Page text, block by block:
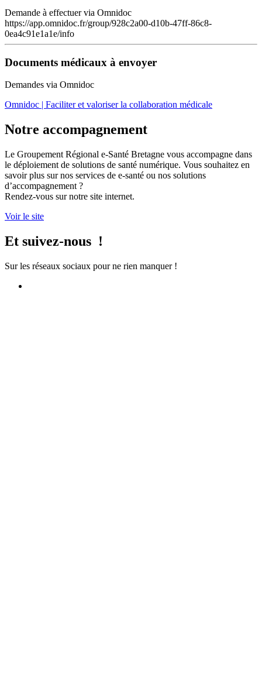
Demande à effectuer via Omnidoc
https://app.omnidoc.fr/group/928c2a00-d10b-47ff-86c8-
0ea4c91e1a1e/info
Documents médicaux à envoyer
Demandes via Omnidoc
Omnidoc | Faciliter et valoriser la collaboration médicale
Notre accompagnement
Le Groupement Régional e-Santé Bretagne vous accompagne dans
le déploiement de solutions de santé numérique. Vous souhaitez en
savoir plus sur nos services de e-santé ou nos solutions
d’accompagnement ?
Rendez-vous sur notre site internet.
Voir le site
Et suivez-nous !
Sur les réseaux sociaux pour ne rien manquer !